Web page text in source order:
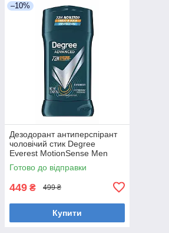
–10%
Дезодорант антиперспірант
чоловічий стик Degree
Everest MotionSense Men
Advanced 72 H 75 грамів
Готово до відправки
449 ₴ 499 ₴
Купити